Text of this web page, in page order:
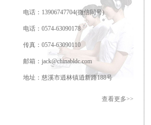
电话：13906747704(微信同号)
电话：0574-63090178
传真：0574-63090110
邮箱：jack@chinabldc.com
地址：慈溪市逍林镇逍新路188号
查看更多>>